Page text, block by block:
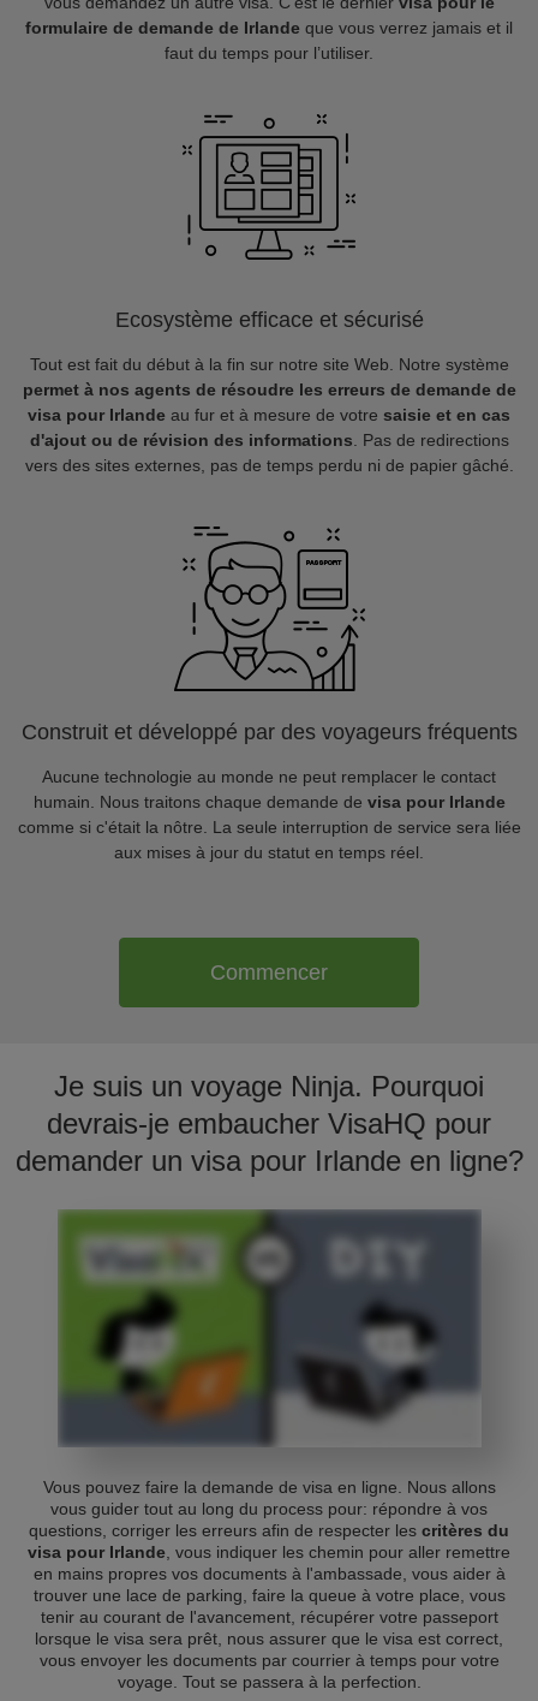
formulaire de demande de Irlande que vous verrez jamais et il
faut du temps pour l’utiliser.
Ecosystème efficace et sécurisé
Tout est fait du début à la fin sur notre site Web. Notre système
permet à nos agents de résoudre les erreurs de demande de
visa pour Irlande au fur et à mesure de votre saisie et en cas
d'ajout ou de révision des informations . Pas de redirections
vers des sites externes, pas de temps perdu ni de papier gâché.
Construit et développé par des voyageurs fréquents
Aucune technologie au monde ne peut remplacer le contact
humain. Nous traitons chaque demande de visa pour Irlande
comme si c'était la nôtre. La seule interruption de service sera liée
aux mises à jour du statut en temps réel.
Commencer
Je suis un voyage Ninja. Pourquoi
devrais-je embaucher VisaHQ pour
demander un visa pour Irlande en ligne?
Vous pouvez faire la demande de visa en ligne. Nous allons
vous guider tout au long du process pour: répondre à vos
questions, corriger les erreurs afin de respecter les critères du
visa pour Irlande , vous indiquer les chemin pour aller remettre
en mains propres vos documents à l'ambassade, vous aider à
trouver une lace de parking, faire la queue à votre place, vous
tenir au courant de l'avancement, récupérer votre passeport
lorsque le visa sera prêt, nous assurer que le visa est correct,
vous envoyer les documents par courrier à temps pour votre
voyage. Tout se passera à la perfection.